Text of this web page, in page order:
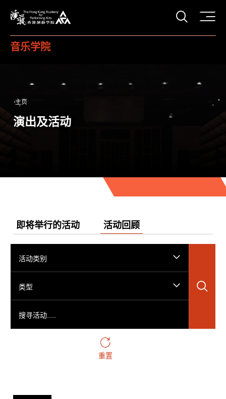
打开
音乐学院
主页
演出及活动
即将举行的活动 活动回顾
活动类别
类型
重置